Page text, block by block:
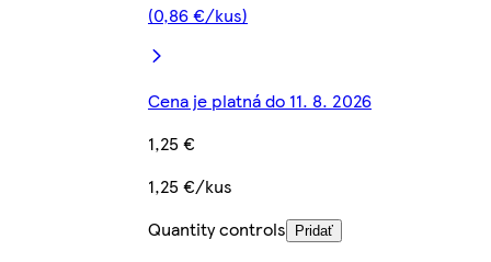
(0,86 €/kus)
Cena je platná do 11. 8. 2026
1,25 €
1,25 €/kus
Quantity controls
Pridať